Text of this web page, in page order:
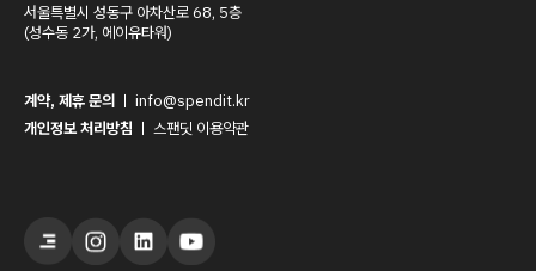
서울특별시 성동구 아차산로 68, 5층
(성수동 2가, 에이유타워)
계약, 제휴 문의 ㅣ info@spendit.kr
개인정보 처리방침 ㅣ 스팬딧 이용약관